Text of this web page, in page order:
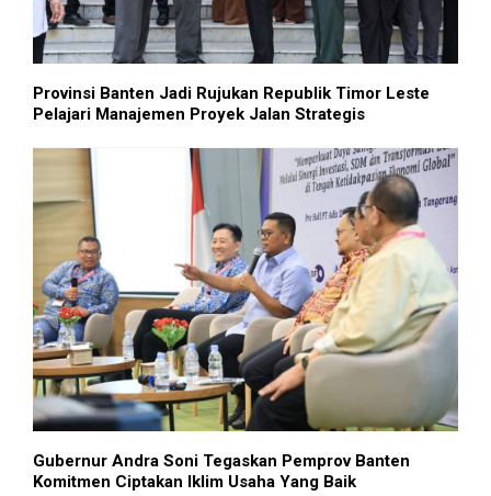
Provinsi Banten Jadi Rujukan Republik Timor Leste
Pelajari Manajemen Proyek Jalan Strategis
Gubernur Andra Soni Tegaskan Pemprov Banten
Komitmen Ciptakan Iklim Usaha Yang Baik